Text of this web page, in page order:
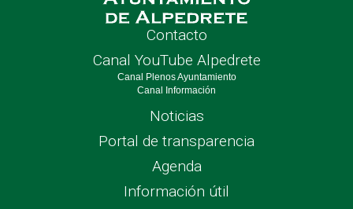
Contacto
Canal YouTube Alpedrete
Canal Plenos Ayuntamiento
Canal Información
Noticias
Portal de transparencia
Agenda
Información útil